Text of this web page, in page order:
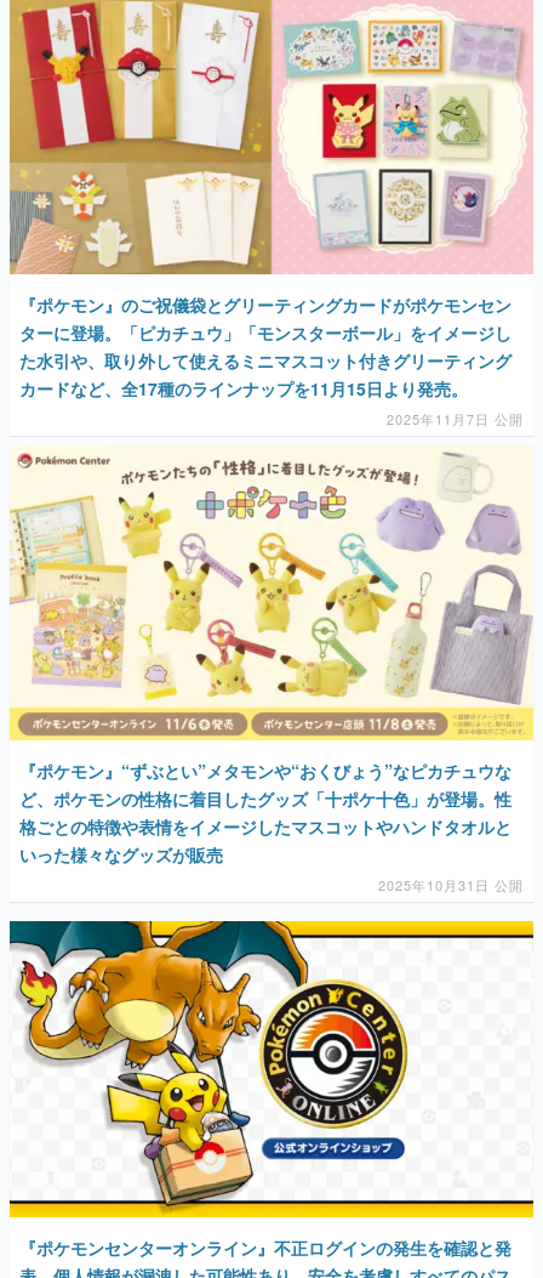
『ポケモン』のご祝儀袋とグリーティングカードがポケモンセン
ターに登場。「ピカチュウ」「モンスターボール」をイメージし
た水引や、取り外して使えるミニマスコット付きグリーティング
カードなど、全17種のラインナップを11月15日より発売。
2025年11月7日 公開
『ポケモン』“ずぶとい”メタモンや“おくびょう”なピカチュウな
ど、ポケモンの性格に着目したグッズ「十ポケ十色」が登場。性
格ごとの特徴や表情をイメージしたマスコットやハンドタオルと
いった様々なグッズが販売
2025年10月31日 公開
『ポケモンセンターオンライン』不正ログインの発生を確認と発